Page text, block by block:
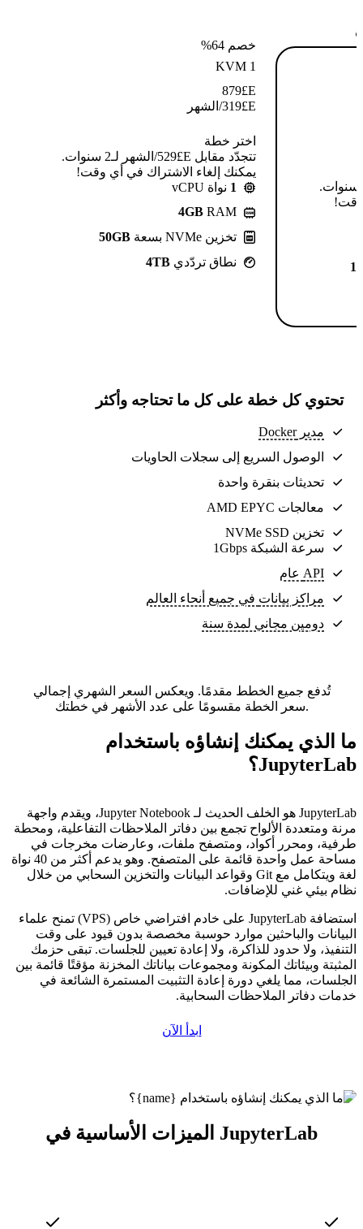
خصم 64%
KVM 1
E£
879
E£
319/الشهر
اختر خطة
تتجدّد مقابل E£⁦529⁩/الشهر لـ2 سنوات.
يمكنك إلغاء الاشتراك في أي وقت!
1 نواة vCPU
4GB RAM
تخزين NVMe بسعة
50GB
نطاق تردّدي 4TB
تتجدّد مقابل E£⁦639⁩/الشهر لـ2 سنوات.
وقت!
تحتوي كل خطة على كل ما تحتاجه وأكثر
مدير Docker
الوصول السريع إلى سجلات الحاويات
تحديثات بنقرة واحدة
معالجات AMD EPYC
تخزين NVMe SSD
سرعة الشبكة 1Gbps
API عام
مراكز بيانات في جميع أنحاء العالم
دومين مجاني لمدة سنة
تُدفع جميع الخطط مقدمًا. ويعكس السعر الشهري إجمالي
سعر الخطة مقسومًا على عدد الأشهر في خطتك.
ما الذي يمكنك إنشاؤه باستخدام
JupyterLab؟
JupyterLab هو الخلف الحديث لـ Jupyter Notebook، ويقدم واجهة
مرنة ومتعددة الألواح تجمع بين دفاتر الملاحظات التفاعلية، ومحطة
طرفية، ومحرر أكواد، ومتصفح ملفات، وعارضات مخرجات في
مساحة عمل واحدة قائمة على المتصفح. وهو يدعم أكثر من 40 نواة
لغة ويتكامل مع Git وقواعد البيانات والتخزين السحابي من خلال
نظام بيئي غني للإضافات.
استضافة JupyterLab على خادم افتراضي خاص (VPS) تمنح علماء
البيانات والباحثين موارد حوسبة مخصصة بدون قيود على وقت
التنفيذ، ولا حدود للذاكرة، ولا إعادة تعيين للجلسات. تبقى حزمك
المثبتة وبيئاتك المكونة ومجموعات بياناتك المخزنة مؤقتًا قائمة بين
الجلسات، مما يلغي دورة إعادة التثبيت المستمرة الشائعة في
خدمات دفاتر الملاحظات السحابية.
ابدأ الآن
الميزات الأساسية في JupyterLab